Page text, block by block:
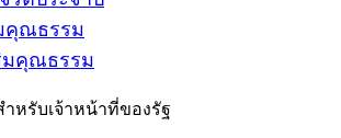
คุณธรรม
มคุณธรรม
หรับเจ้าหน้าที่ของรัฐ